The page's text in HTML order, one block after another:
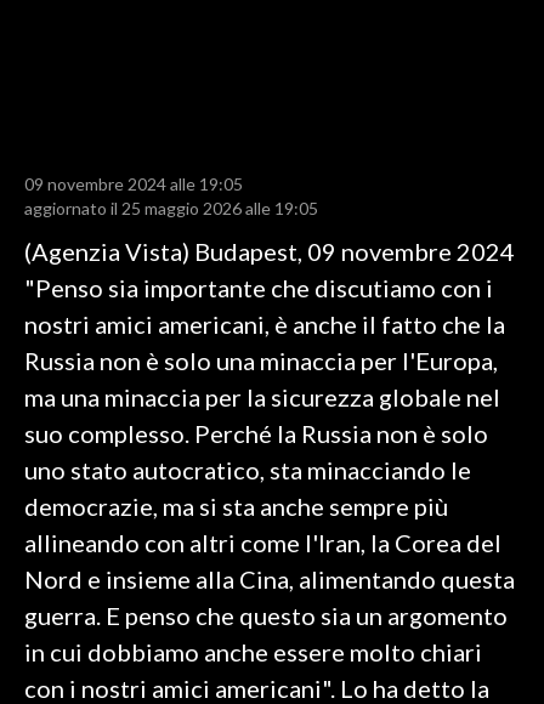
CALCIO
CALCIO REGIONALE
BASKET
VOLLEY
MOTORI
TENNIS
ALTRI SPORT
SPETTACOLI
GOSSIP
SALUTE
SARDEGNA TURISMO
09 novembre 2024 alle 19:05
aggiornato il 25 maggio 2026 alle 19:05
(Agenzia Vista) Budapest, 09 novembre 2024
"Penso sia importante che discutiamo con i
nostri amici americani, è anche il fatto che la
Russia non è solo una minaccia per l'Europa,
ma una minaccia per la sicurezza globale nel
suo complesso. Perché la Russia non è solo
uno stato autocratico, sta minacciando le
democrazie, ma si sta anche sempre più
allineando con altri come l'Iran, la Corea del
Nord e insieme alla Cina, alimentando questa
guerra. E penso che questo sia un argomento
in cui dobbiamo anche essere molto chiari
con i nostri amici americani". Lo ha detto la